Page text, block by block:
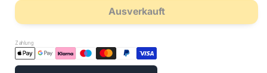
Ausverkauft
Zahlung